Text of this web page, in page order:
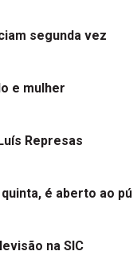
segunda vez
e mulher
Represas
é aberto ao
na SIC